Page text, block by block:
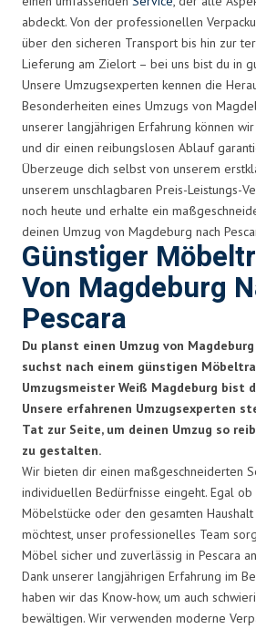
abdeckt. Von der professionellen
über den sicheren Transport bis hin zur
Lieferung am Zielort – bei uns bist du in
Unsere Umzugsexperten kennen die
Besonderheiten eines Umzugs von
unserer langjährigen Erfahrung können
und dir einen reibungslosen Ablauf
Überzeuge dich selbst von unserem
unserem unschlagbaren Preis-Leistungs-
noch heute und erhalte ein
deinen Umzug von Magdeburg nach
Günstiger
Von Magdeburg
Pescara
Du planst einen Umzug von
suchst nach einem günstigen
Umzugsmeister Weiß Magdeburg bist
Unsere erfahrenen Umzugsexperten
Tat zur Seite, um deinen Umzug so
zu gestalten.
Wir bieten dir einen maßgeschneiderten
individuellen Bedürfnisse eingeht. Egal
Möbelstücke oder den gesamten
möchtest, unser professionelles Team
Möbel sicher und zuverlässig in Pescara
Dank unserer langjährigen Erfahrung im
haben wir das Know-how, um auch
bewältigen. Wir verwenden moderne